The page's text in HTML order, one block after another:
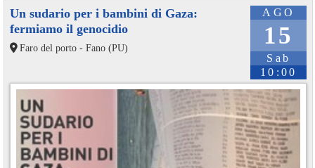
AGO
15
Sab
10:00
Un sudario per i bambini di Gaza:
fermiamo il genocidio
Faro del porto - Fano (PU)